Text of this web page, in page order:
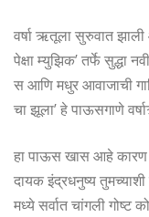
वर्षा ऋतूला सुरुवात झाली
पेक्षा म्युझिक’ तर्फे
स आणि मधुर आवाजाची
चा झूला’ हे पाऊसगाणे
हा पाऊस खास आहे कारण
दायक इंद्रधनुष्य
मध्ये सर्वात चांगली गोष्ट